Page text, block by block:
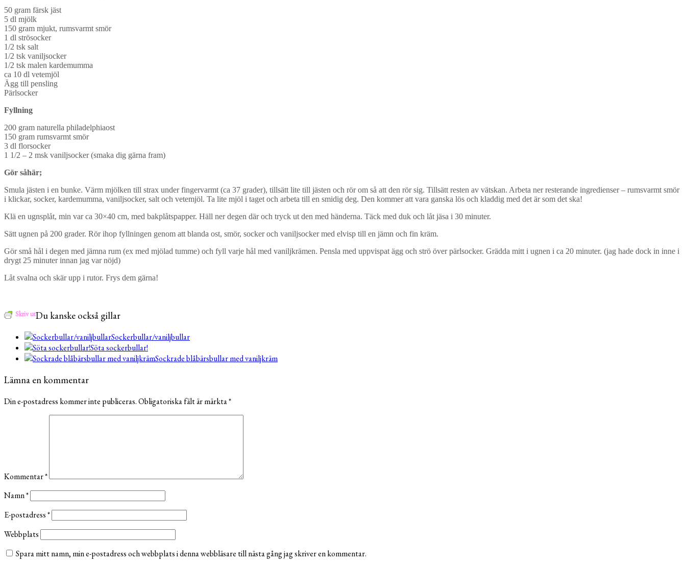
50 gram färsk jäst
5 dl mjölk
150 gram mjukt, rumsvarmt smör
1 dl strösocker
1/2 tsk salt
1/2 tsk vaniljsocker
1/2 tsk malen kardemumma
ca 10 dl vetemjöl
Ägg till pensling
Pärlsocker
Fyllning
200 gram naturella philadelphiaost
150 gram rumsvarmt smör
3 dl florsocker
1 1/2 – 2 msk vaniljsocker (smaka dig gärna fram)
Gör såhär;
Smula jästen i en bunke. Värm mjölken till strax under fingervarmt (ca 37 grader), tillsätt lite till jästen och rör om så att den rör sig. Tillsätt resten av vätskan. Arbeta ner resterande ingredienser – rumsvarmt smör
i klickar, socker, kardemumma, vaniljsocker, salt och vetemjöl. Ta lite mjöl i taget och arbeta till en smidig deg. Den kommer att vara ganska lös och kladdig med det är som det ska!
Klä en ugnsplåt, min var ca 30×40 cm, med bakplåtspapper. Häll ner degen där och tryck ut den med händerna. Täck med duk och låt jäsa i 30 minuter.
Sätt ugnen på 200 grader. Rör ihop fyllningen genom att blanda ost, smör, socker och vaniljsocker med elvisp till en jämn och fin kräm.
Gör små hål i degen med jämna rum (ex med mjölad tumme) och fyll varje hål med vaniljkrämen. Pensla med uppvispat ägg och strö över pärlsocker. Grädda mitt i ugnen i ca 20 minuter. (jag hade dock in inne i
drygt 25 minuter innan jag var nöjd)
Låt svalna och skär upp i rutor. Frys dem gärna!
Skriv utDu kanske också gillar
Sockerbullar/vaniljbullar
Söta sockerbullar!
Sockrade blåbärsbullar med vaniljkräm
Lämna en kommentar
Din e-postadress kommer inte publiceras.Obligatoriska fält är märkta*
Kommentar*
Namn*
E-postadress*
Webbplats
Spara mitt namn, min e-postadress och webbplats i denna webbläsare till nästa gång jag skriver en kommentar.